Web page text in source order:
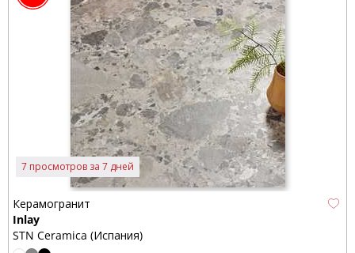
7 просмотров за 7 дней
Керамогранит
Inlay
STN Ceramica (Испания)